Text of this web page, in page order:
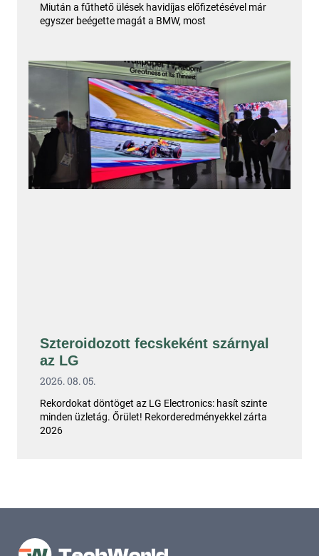
Miután a fűthető ülések havidíjas előfizetésével már
egyszer beégette magát a BMW, most
Szteroidozott fecskeként szárnyal
az LG
2026. 08. 05.
Rekordokat döntöget az LG Electronics: hasít szinte
minden üzletág. Őrület! Rekorderedményekkel zárta
2026